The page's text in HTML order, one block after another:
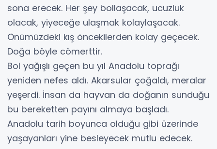
sona erecek. Her şey bollaşacak, ucuzluk
olacak, yiyeceğe ulaşmak kolaylaşacak.
Önümüzdeki kış öncekilerden kolay geçecek.
Doğa böyle cömerttir.
Bol yağışlı geçen bu yıl Anadolu toprağı
yeniden nefes aldı. Akarsular çoğaldı, meralar
yeşerdi. İnsan da hayvan da doğanın sunduğu
bu bereketten payını almaya başladı.
Anadolu tarih boyunca olduğu gibi üzerinde
yaşayanları yine besleyecek mutlu edecek.